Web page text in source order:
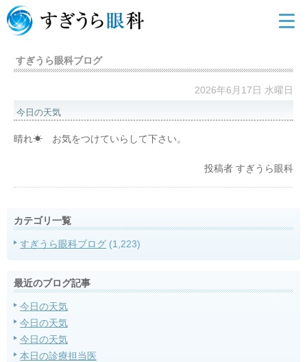
すぎうら眼科ブログ
2026年6月17日 水曜日
今日の天気
晴れ☀ お気をつけていらして下さい。
投稿者 すぎうら眼科
カテゴリ一覧
すぎうら眼科ブログ (1,223)
最近のブログ記事
今日の天気
今日の天気
今日の天気
本日の診療担当医